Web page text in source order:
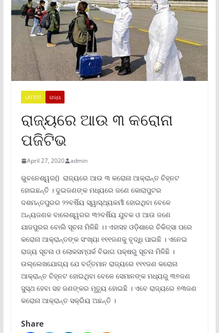
LATEST ରାଜ୍ୟ
ରାଜ୍ୟରେ ଆଉ ୩ କରୋନା
ପଜିଟିଭ
April 27, 2020 admin
ଭୁବନେଶ୍ୱର() ରାଜ୍ୟରେ ଆଉ ୩ କରୋନା ଆକ୍ରାନ୍ତ ଚିହ୍ନଟ
ହୋଇଛନ୍ତି । ଦୁଇଜଣଙ୍କ ମଧ୍ୟରେ ଜଣେ କୋରାପୁଟର
ଦଶମନ୍ତପୁରର ୨୨ବର୍ଷିୟ ସ୍ୱାସ୍ଥ୍ୟକର୍ମୀ ହୋଇଥିବା ବେଳେ
ଅନ୍ୟଜଣକ ବାଲେଶ୍ୱରର ୩୨ବର୍ଷିୟ ଯୁବକ ଓ ଆଉ ଜଣେ
ଯାଜପୁରର ବୋଲି ସୂଚନା ମିଳିଛି ।। ଏହାସହ ଓଡ଼ିଶାରେ ଚିକିତ୍ସା ପରେ
କରୋନା ଆକ୍ରାନ୍ତଙ୍କ ସଂଖ୍ୟା ୧୧୧ଜଣକୁ ବୃଦ୍ଧି ପାଇଛି । ଏନେଇ
ରାଜ୍ୟ ସୂଚନା ଓ ଲୋକସମ୍ପର୍କ ବିଭାଗ ପକ୍ଷରୁ ସୂଚନା ମିଳିଛି ।
ଉଲ୍ଲେଖଯୋଗ୍ୟ ଯେ ବର୍ତ୍ତମାନ ରାଜ୍ୟରେ ୧୧୧ଜଣ କରୋନା
ଆକ୍ରାନ୍ତ ଚିହ୍ନଟ ହୋଇଥିବା ବେଳେ ସେମାନଙ୍କ ମଧ୍ୟରୁ ୩୭ଜଣ
ସୁସ୍ଥ ହେବା ସହ ଜଣଙ୍କର ମୃତ୍ୟୁ ହୋଇଛି । ଏବେ ରାଜ୍ୟରେ ୭୩ଜଣ
କରୋନା ଆକ୍ରାନ୍ତ ସକ୍ରିୟ ଅଛନ୍ତି ।
Share